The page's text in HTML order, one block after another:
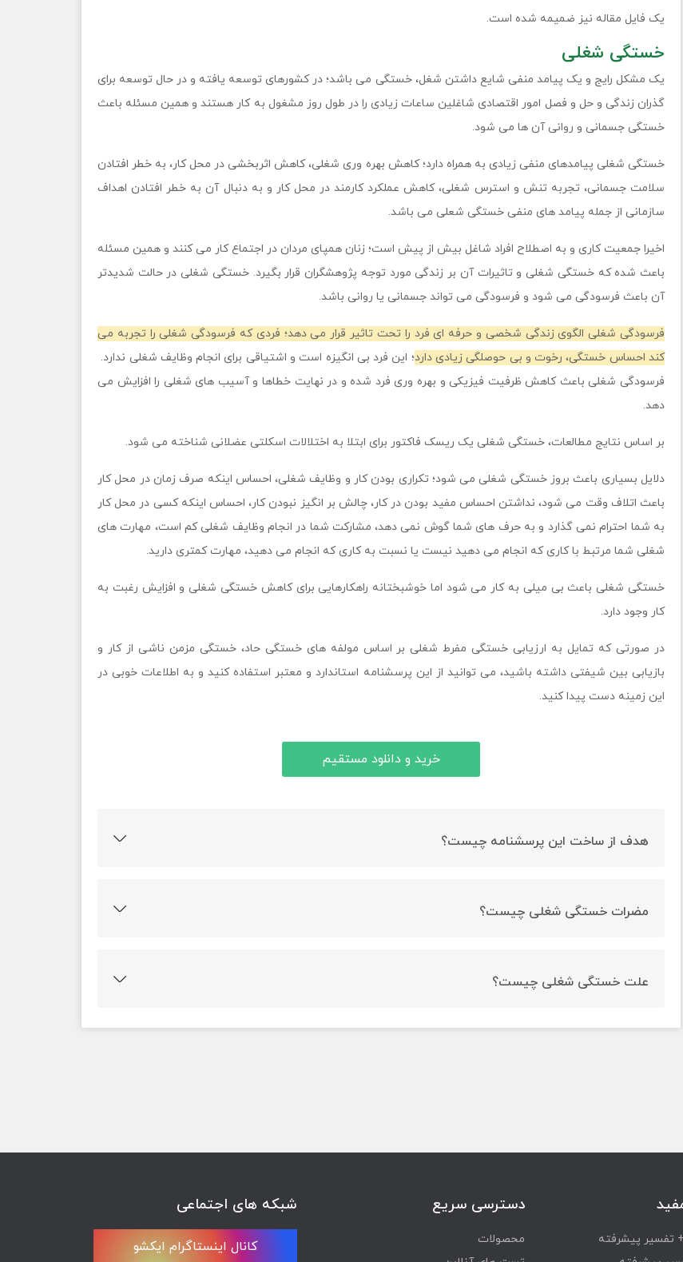
یک فایل مقاله نیز ضمیمه شده است.
خستگی شغلی
یک مشکل رایج و یک پیامد منفی شایع داشتن شغل، خستگی می باشد؛ در کشورهای توسعه یافته و در حال توسعه برای
گذران زندگی و حل و فصل امور اقتصادی شاغلین ساعات زیادی را در طول روز مشغول به کار هستند و همین مسئله باعث
خستگی جسمانی و روانی آن ها می شود.
خستگی شغلی پیامدهای منفی زیادی به همراه دارد؛ کاهش بهره وری شغلی، کاهش اثربخشی در محل کار، به خطر افتادن
سلامت جسمانی، تجربه تنش و استرس شغلی، کاهش عملکرد کارمند در محل کار و به دنبال آن به خطر افتادن اهداف
سازمانی از جمله پیامد های منفی خستگی شعلی می باشد.
اخیرا جمعیت کاری و به اصطلاح افراد شاغل بیش از پیش است؛ زنان همپای مردان در اجتماع کار می کنند و همین مسئله
باعث شده که خستگی شغلی و تاثیرات آن بر زندگی مورد توجه پژوهشگران قرار بگیرد. خستگی شغلی در حالت شدیدتر
آن باعث فرسودگی می شود و فرسودگی می تواند جسمانی یا روانی باشد.
فرسودگی شغلی الگوی زندگی شخصی و حرفه ای فرد را تحت تاثیر قرار می دهد؛ فردی که فرسودگی شغلی را تجربه می
کند احساس خستگی، رخوت و بی حوصلگی زیادی دارد؛ این فرد بی انگیزه است و اشتیاقی برای انجام وظایف شغلی ندارد.
فرسودگی شغلی باعث کاهش ظرفیت فیزیکی و بهره وری فرد شده و در نهایت خطاها و آسیب های شغلی را افزایش می
دهد.
بر اساس نتایج مطالعات، خستگی شغلی یک ریسک فاکتور برای ابتلا به اختلالات اسکلتی عضلانی شناخته می شود.
دلایل بسیاری باعث بروز خستگی شغلی می شود؛ تکراری بودن کار و وظایف شغلی، احساس اینکه صرف زمان در محل کار
باعث اتلاف وقت می شود، نداشتن احساس مفید بودن در کار، چالش بر انگیز نبودن کار، احساس اینکه کسی در محل کار
به شما احترام نمی گذارد و به حرف های شما گوش نمی دهد، مشارکت شما در انجام وظایف شغلی کم است، مهارت های
شغلی شما مرتبط با کاری که انجام می دهید نیست یا نسبت به کاری که انجام می دهید، مهارت کمتری دارید.
خستگی شغلی باعث بی میلی به کار می شود اما خوشبختانه راهکارهایی برای کاهش خستگی شغلی و افزایش رغبت به
کار وجود دارد.
در صورتی که تمایل به ارزیابی خستگی مفرط شغلی بر اساس مولفه های خستگی حاد، خستگی مزمن ناشی از کار و
بازیابی بین شیفتی داشته باشید، می توانید از این پرسشنامه استاندارد و معتبر استفاده کنید و به اطلاعات خوبی در
این زمینه دست پیدا کنید.
خرید و دانلود مستقیم
هدف از ساخت این پرسشنامه چیست؟
مضرات خستگی شغلی چیست؟
علت خستگی شغلی چیست؟
تفسیر پیشرفته
دسترسی سریع
محصولات
شبکه های اجتماعی
کانال اینستاگرام ایکشو